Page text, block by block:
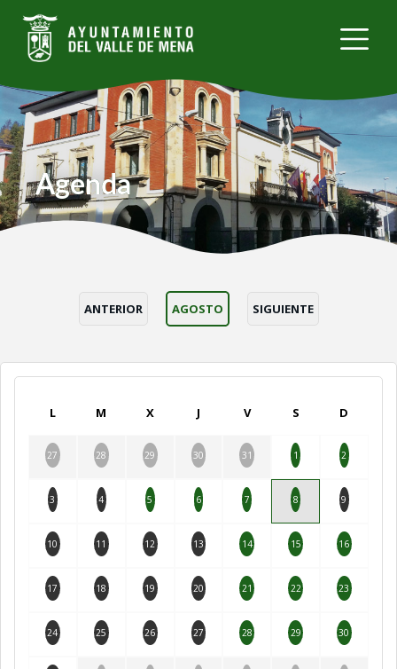
Pasar
contenido
Agenda
ANTERIOR AGOSTO SIGUIENTE
L M X J V S D
27 28 29 30 31 1 2
3 4 5 6 7 8 9
10 11 12 13 14 15 16
17 18 19 20 21 22 23
24 25 26 27 28 29 30